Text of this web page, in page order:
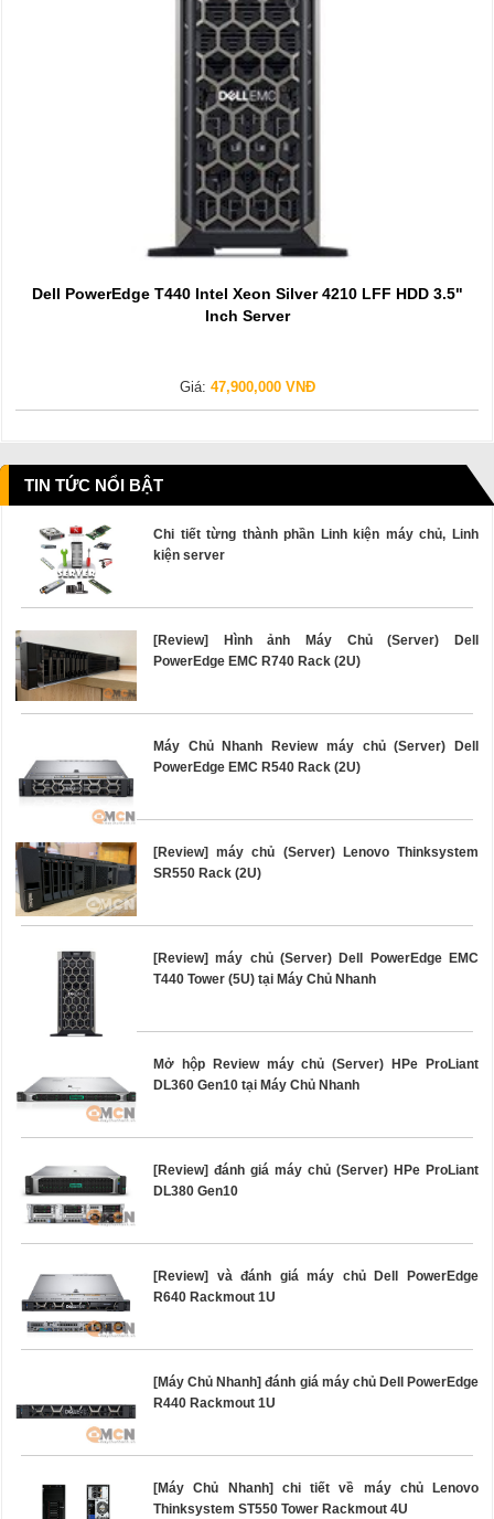
Dell PowerEdge T440 Intel Xeon Silver 4210 LFF HDD 3.5"
Inch Server
Giá: 47,900,000 VNĐ
TIN TỨC NỔI BẬT
Chi tiết từng thành phần Linh kiện máy chủ, Linh
kiện server
[Review] Hình ảnh Máy Chủ (Server) Dell
PowerEdge EMC R740 Rack (2U)
Máy Chủ Nhanh Review máy chủ (Server) Dell
PowerEdge EMC R540 Rack (2U)
[Review] máy chủ (Server) Lenovo Thinksystem
SR550 Rack (2U)
[Review] máy chủ (Server) Dell PowerEdge EMC
T440 Tower (5U) tại Máy Chủ Nhanh
Mở hộp Review máy chủ (Server) HPe ProLiant
DL360 Gen10 tại Máy Chủ Nhanh
[Review] đánh giá máy chủ (Server) HPe ProLiant
DL380 Gen10
[Review] và đánh giá máy chủ Dell PowerEdge
R640 Rackmout 1U
[Máy Chủ Nhanh] đánh giá máy chủ Dell PowerEdge
R440 Rackmout 1U
[Máy Chủ Nhanh] chi tiết về máy chủ Lenovo
Thinksystem ST550 Tower Rackmout 4U